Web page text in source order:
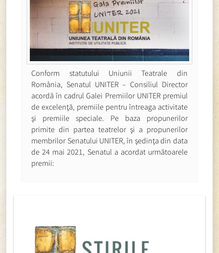
Conform statutului Uniunii Teatrale din
România, Senatul UNITER – Consiliul Director
acordă în cadrul Galei Premiilor UNITER premiul
de excelenţă, premiile pentru întreaga activitate
şi premiile speciale. Pe baza propunerilor
primite din partea teatrelor şi a propunerilor
membrilor Senatului UNITER, în şedinţa din data
de 24 mai 2021, Senatul a acordat următoarele
premii: